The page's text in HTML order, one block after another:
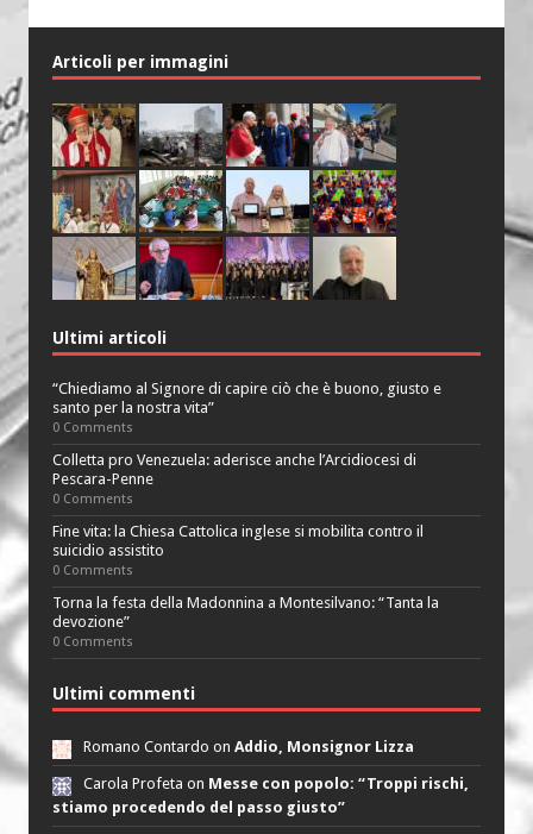
Articoli per immagini
Ultimi articoli
“Chiediamo al Signore di capire ciò che è buono, giusto e
santo per la nostra vita”
0 Comments
Colletta pro Venezuela: aderisce anche l’Arcidiocesi di
Pescara-Penne
0 Comments
Fine vita: la Chiesa Cattolica inglese si mobilita contro il
suicidio assistito
0 Comments
Torna la festa della Madonnina a Montesilvano: “Tanta la
devozione”
0 Comments
Ultimi commenti
Romano Contardo on Addio, Monsignor Lizza
Carola Profeta on Messe con popolo: “Troppi rischi,
stiamo procedendo del passo giusto”